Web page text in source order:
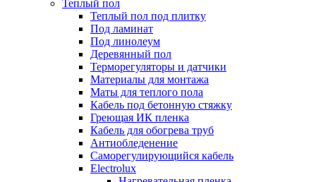
Теплый пол
Теплый пол под плитку
Под ламинат
Под линолеум
Деревянный пол
Терморегуляторы и датчики
Материалы для монтажа
Маты для теплого пола
Кабель под бетонную стяжку
Греющая ИК пленка
Кабель для обогрева труб
Антиобледенение
Саморегулирующийся кабель
Electrolux